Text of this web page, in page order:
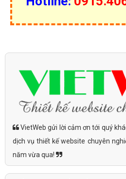
VietWeb gửi lời cảm ơn tới quý
dịch vụ thiết kế website chuyên
năm vừa qua!